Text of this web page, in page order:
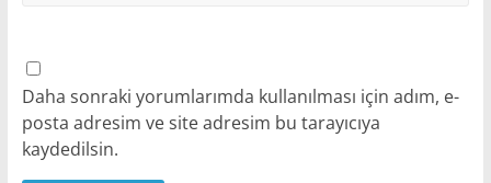
Daha sonraki yorumlarımda kullanılması için adım, e-
posta adresim ve site adresim bu tarayıcıya
kaydedilsin.